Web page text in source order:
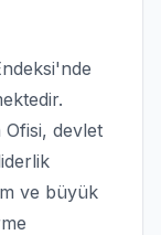
Ofisi, devlet
ve büyük